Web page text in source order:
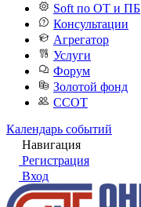
Soft по ОТ и ПБ
Консультации
Агрегатор
Услуги
Форум
Золотой фонд
ССОТ
Календарь событий
Навигация
Регистрация
Вход